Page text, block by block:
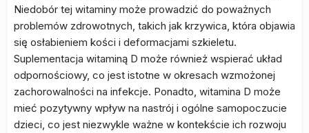
Niedobór tej witaminy może prowadzić do poważnych
problemów zdrowotnych, takich jak krzywica, która objawia
się osłabieniem kości i deformacjami szkieletu.
Suplementacja witaminą D może również wspierać układ
odpornościowy, co jest istotne w okresach wzmożonej
zachorowalności na infekcje. Ponadto, witamina D może
mieć pozytywny wpływ na nastrój i ogólne samopoczucie
dzieci, co jest niezwykle ważne w kontekście ich rozwoju